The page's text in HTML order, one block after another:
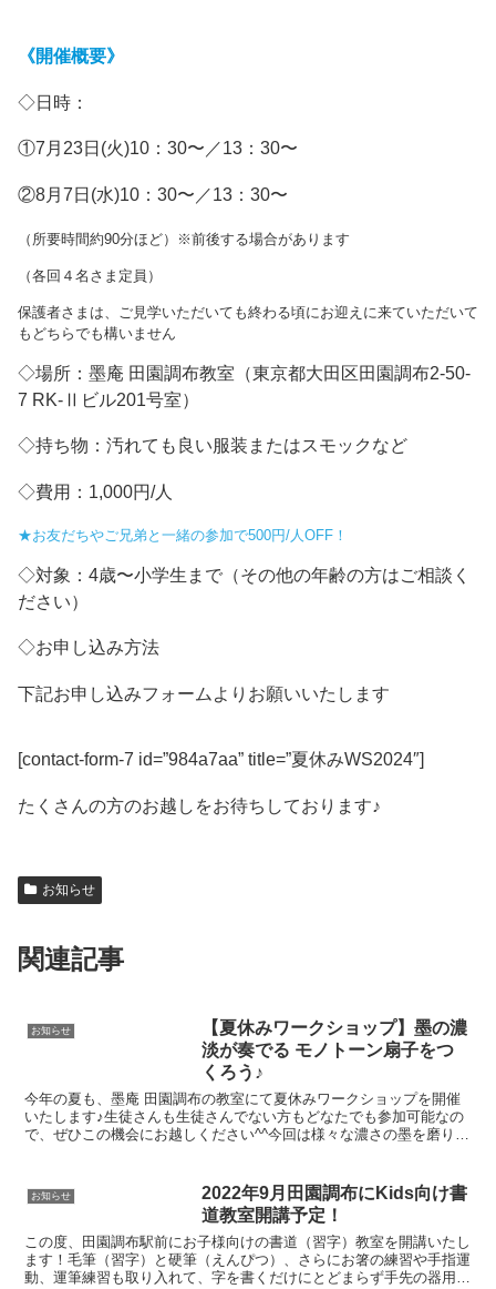
《開催概要》
◇日時：
①7月23日(火)10：30〜／13：30〜
②8月7日(水)10：30〜／13：30〜
（所要時間約90分ほど）※前後する場合があります
（各回４名さま定員）
保護者さまは、ご見学いただいても終わる頃にお迎えに来ていただいて
もどちらでも構いません
◇場所：墨庵 田園調布教室（東京都大田区田園調布2-50-
7 RK-Ⅱビル201号室）
◇持ち物：汚れても良い服装またはスモックなど
◇費用：1,000円/人
★お友だちやご兄弟と一緒の参加で500円/人OFF！
◇対象：4歳〜小学生まで（その他の年齢の方はご相談く
ださい）
◇お申し込み方法
下記お申し込みフォームよりお願いいたします
[contact-form-7 id=”984a7aa” title=”夏休みWS2024″]
たくさんの方のお越しをお待ちしております♪
お知らせ
関連記事
お知らせ
【夏休みワークショップ】墨の濃
淡が奏でる モノトーン扇子をつ
くろう♪
今年の夏も、墨庵 田園調布の教室にて夏休みワークショップを開催
いたします♪生徒さんも生徒さんでない方もどなたでも参加可能なの
で、ぜひこの機会にお越しください^^今回は様々な濃さの墨を磨り、
お知らせ
2022年9月田園調布にKids向け書
道教室開講予定！
この度、田園調布駅前にお子様向けの書道（習字）教室を開講いたし
ます！毛筆（習字）と硬筆（えんぴつ）、さらにお箸の練習や手指運
動、運筆練習も取り入れて、字を書くだけにとどまらず手先の器用